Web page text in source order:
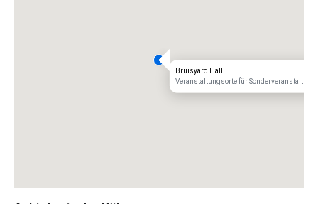
Bruisyard Hall
Veranstaltungsorte für